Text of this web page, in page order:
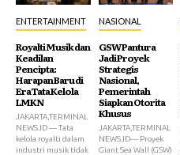
ENTERTAINMENT
Royalti Musik dan
Keadilan
Pencipta:
Harapan Baru di
Era Tata Kelola
LMKN
JAKARTA,TERMINAL
NEWS.ID — Tata
kelola royalti dalam
industri musik tidak
NASIONAL
GSW Pantura
Jadi Proyek
Strategis
Nasional,
Pemerintah
Siapkan Otorita
Khusus
JAKARTA,TERMINAL
NEWS.ID— Proyek
Giant Sea Wall (GSW)